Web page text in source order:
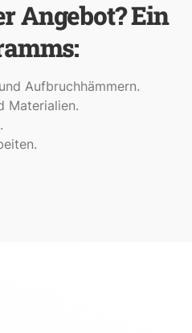
Angebot? Ein
Aufbruchhämmern.
Materialien.